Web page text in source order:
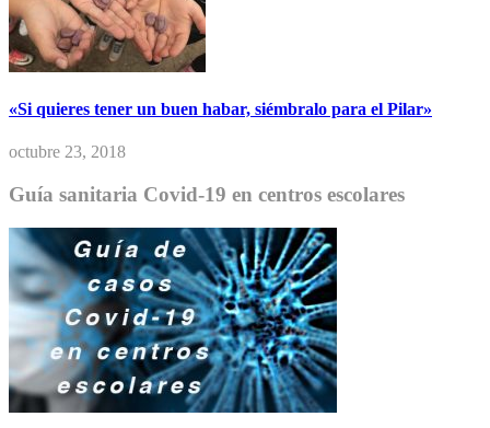
«Si quieres tener un buen habar, siémbralo para el Pilar»
octubre 23, 2018
Guía sanitaria Covid-19 en centros escolares